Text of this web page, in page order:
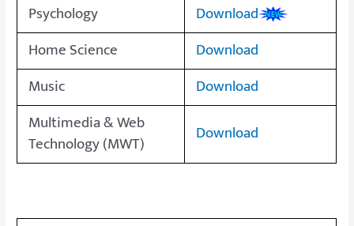
Psychology
Download
Home Science
Download
Music
Download
Multimedia & Web
Technology (MWT)
Download